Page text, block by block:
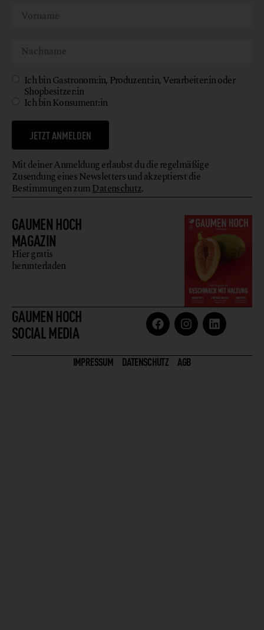
GAUMEN HOCH
MAGAZIN
Hier gratis
herunterladen
GAUMEN HOCH
SOCIAL MEDIA
Ich bin Gastronom:in, Produzent:in, Verarbeiter:in oder
Shopbesitzer:in
Ich bin Konsument:in
JETZT ANMELDEN
Mit deiner Anmeldung erlaubst du die regelmäßige
Zusendung eines Newsletters und akzeptierst die
Bestimmungen zumDatenschutz.
IMPRESSUM DATENSCHUTZ AGB